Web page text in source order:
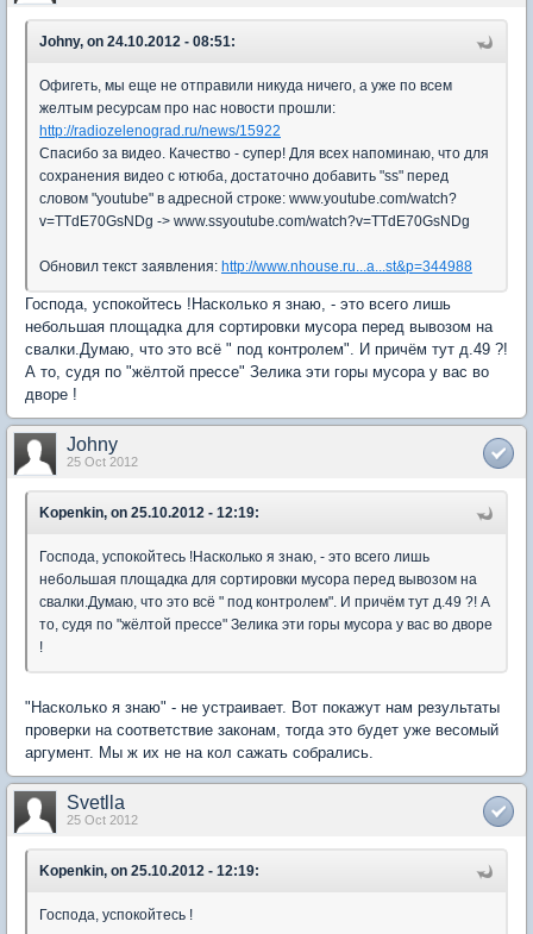
Johny, on 24.10.2012 - 08:51:
Офигеть, мы еще не отправили никуда ничего, а уже по всем
желтым ресурсам про нас новости прошли:
http://radiozelenograd.ru/news/15922
Спасибо за видео. Качество - супер! Для всех напоминаю, что для
сохранения видео с ютюба, достаточно добавить "ss" перед
словом "youtube" в адресной строке: www.youtube.com/watch?
v=TTdE70GsNDg -> www.ssyoutube.com/watch?v=TTdE70GsNDg
Обновил текст заявления: http://www.nhouse.ru...a...st&p=344988
Господа, успокойтесь !Насколько я знаю, - это всего лишь
небольшая площадка для сортировки мусора перед вывозом на
свалки.Думаю, что это всё " под контролем". И причём тут д.49 ?!
А то, судя по "жёлтой прессе" Зелика эти горы мусора у вас во
дворе !
Johny
25 Oct 2012
Kopenkin, on 25.10.2012 - 12:19:
Господа, успокойтесь !Насколько я знаю, - это всего лишь
небольшая площадка для сортировки мусора перед вывозом на
свалки.Думаю, что это всё " под контролем". И причём тут д.49 ?! А
то, судя по "жёлтой прессе" Зелика эти горы мусора у вас во дворе
!
"Насколько я знаю" - не устраивает. Вот покажут нам результаты
проверки на соответствие законам, тогда это будет уже весомый
аргумент. Мы ж их не на кол сажать собрались.
Svetlla
25 Oct 2012
Kopenkin, on 25.10.2012 - 12:19:
Господа, успокойтесь !